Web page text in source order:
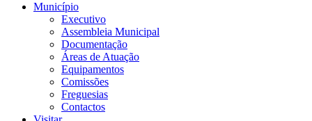
Município
Executivo
Assembleia Municipal
Documentação
Áreas de Atuação
Equipamentos
Comissões
Freguesias
Contactos